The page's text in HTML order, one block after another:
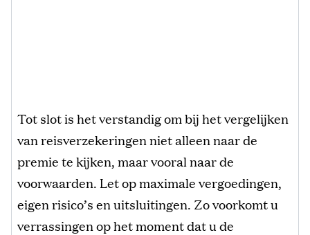
Tot slot is het verstandig om bij het vergelijken
van reisverzekeringen niet alleen naar de
premie te kijken, maar vooral naar de
voorwaarden. Let op maximale vergoedingen,
eigen risico’s en uitsluitingen. Zo voorkomt u
verrassingen op het moment dat u de